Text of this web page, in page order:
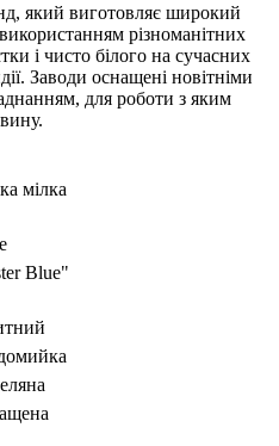
який виготовляє широкий
різноманітних
і чисто білого на сучасних
Заводи оснащені новітніми
для роботи з яким
мілка
Blue"